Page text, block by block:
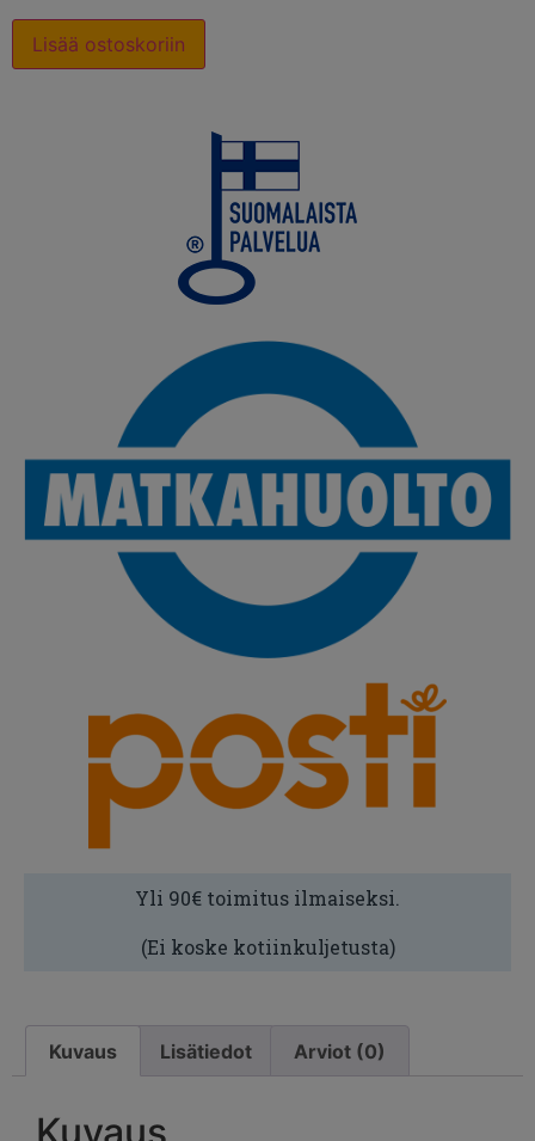
Lisää ostoskoriin
Yli 90€ toimitus ilmaiseksi.
(Ei koske kotiinkuljetusta)
Kuvaus Lisätiedot Arviot (0)